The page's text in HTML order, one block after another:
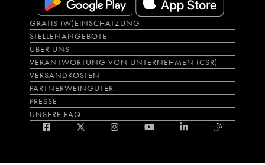
GRATIS (W)EINSCHÄTZUNG
STELLENANGEBOTE
ÜBER UNS
VERANTWORTUNG VON UNTERNEHMEN (CSR)
VERSANDKOSTEN
PARTNERWEINGÜTER
PRESSE
UNSERE FAQ